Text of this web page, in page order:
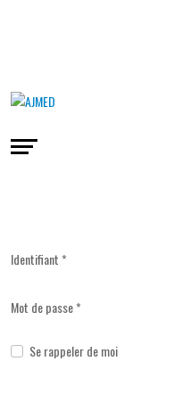
Identifiant*
Mot de passe*
Se rappeler de moi